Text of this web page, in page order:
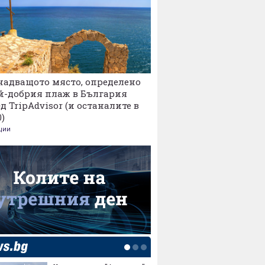
място, определено
добрия плаж в България
TripAdvisor (и останалите в